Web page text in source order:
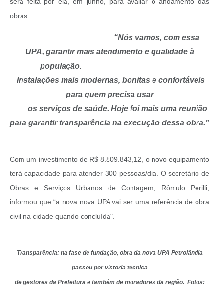
obras.
“Nós vamos, com essa
UPA, garantir mais atendimento e qualidade à
população.
Instalações mais modernas, bonitas e confortáveis
para quem precisa usar
os serviços de saúde. Hoje foi mais uma reunião
para garantir transparência na execução dessa obra.”
Com um investimento de R$ 8.809.843,12, o novo equipamento
terá capacidade para atender 300 pessoas/dia. O secretário de
Obras e Serviços Urbanos de Contagem, Rômulo Perilli,
informou que “a nova nova UPA vai ser uma referência de obra
civil na cidade quando concluída".
Transparência: na fase de fundação, obra da nova UPA Petrolândia
passou por vistoria técnica
de gestores da Prefeitura e também de moradores da região. Fotos: